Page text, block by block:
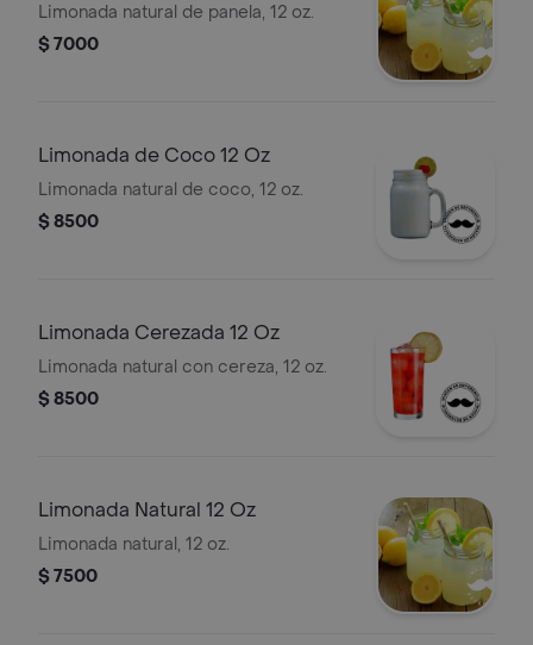
Limonada natural de panela, 12 oz.
$ 7000
Limonada de Coco 12 Oz
Limonada natural de coco, 12 oz.
$ 8500
Limonada Cerezada 12 Oz
Limonada natural con cereza, 12 oz.
$ 8500
Limonada Natural 12 Oz
Limonada natural, 12 oz.
$ 7500